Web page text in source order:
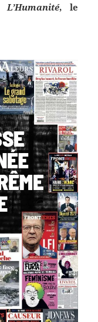
L’Humanité, le